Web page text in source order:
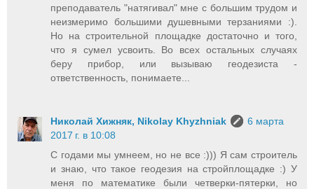
преподаватель "натягивал" мне с большим трудом и
неизмеримо большими душевными терзаниями :).
Но на строительной площадке достаточно и того,
что я сумел усвоить. Во всех остальных случаях
беру прибор, или вызываю геодезиста -
ответственность, понимаете...
Николай Хижняк, Nikolay Khyzhniak
6 марта
2017 г. в 10:08
С годами мы умнеем, но не все :))) Я сам строитель
и знаю, что такое геодезия на стройплощадке :) У
меня по математике были четверки-пятерки, но